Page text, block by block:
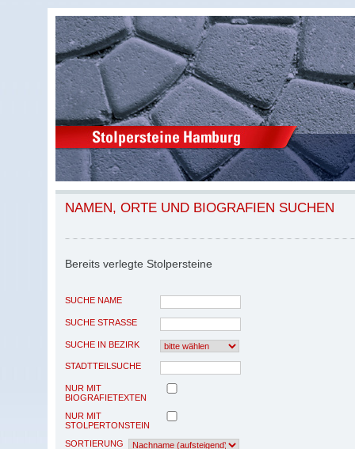
NAMEN, ORTE UND BIOGRAFIEN SUCHEN
Bereits verlegte Stolpersteine
SUCHE NAME
SUCHE STRASSE
SUCHE IN BEZIRK
STADTTEILSUCHE
NUR MIT
BIOGRAFIETEXTEN
NUR MIT
STOLPERTONSTEIN
SORTIERUNG